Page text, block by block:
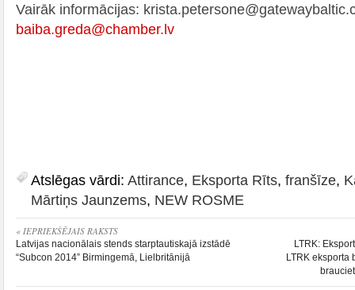
Vairāk informācijas:
baiba.greda@chamber.lv
Atslēgas vārdi: Attirance, Eksporta Rīts, franšīze,
Mārtiņs Jaunzems, NEW ROSME
« IEPRIEKŠĒJAIS RAKSTS
Latvijas nacionālais stends starptautiskajā izstādē
“Subcon 2014” Birmingemā, Lielbritānijā
LTRK:
LTRK eksporta